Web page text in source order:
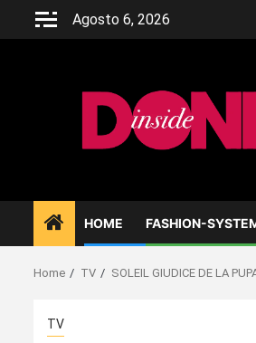
Agosto 6, 2026
HOME FASHION-
Home TV SOLEIL GIUDICE DE LA
TV